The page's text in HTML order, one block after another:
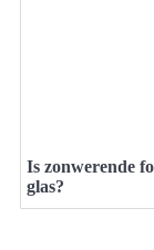
Is zonwerende
glas?